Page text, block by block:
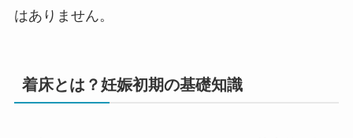
はありません。
着床とは？妊娠初期の基礎知識